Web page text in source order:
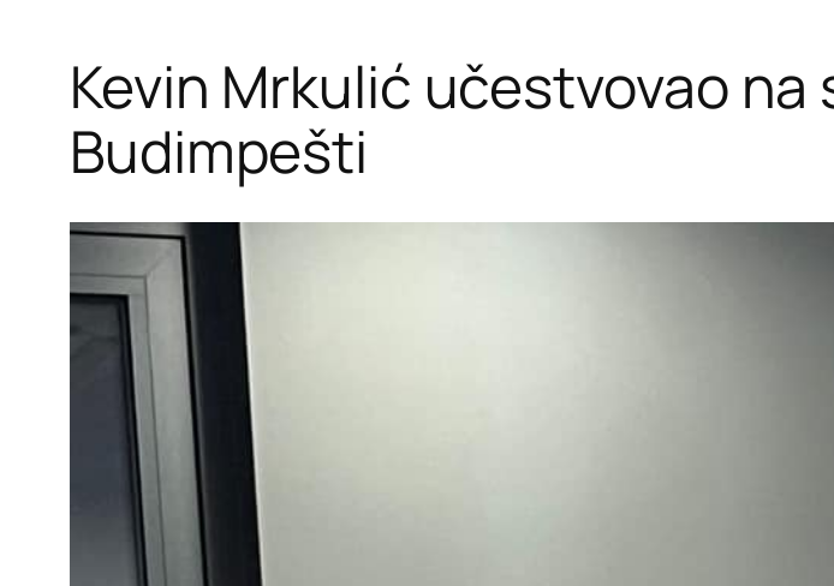
Kevin Mrkulić učestvovao
Budimpešti